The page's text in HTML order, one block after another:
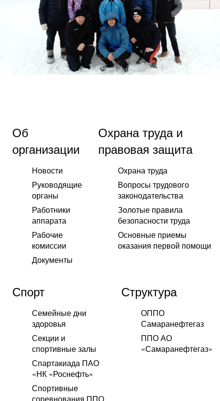
Об
организации
Новости
Руководящие
органы
Работники
аппарата
Рабочие
комиссии
Документы
Охрана труда и
правовая защита
Охрана труда
Вопросы трудового
законодательства
Золотые правила
безопасности труда
Основные приемы
оказания первой помощи
Спорт
Семейные дни
здоровья
Секции и
спортивные залы
Спартакиада ПАО
«НК «Роснефть»
Спортивные
Структура
ОППО
Самаранефтегаз
ППО АО
«Самаранефтегаз»